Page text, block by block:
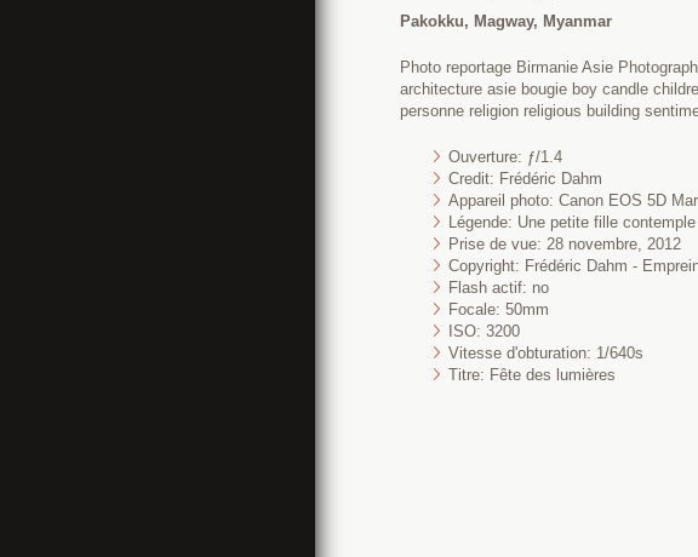
Pakokku, Magway, Myanmar
Photo reportage Birmanie Asie
architecture asie bougie boy candle
personne religion religious building
Ouverture: ƒ/1.4
Credit: Frédéric Dahm
Appareil photo: Canon EOS 5D
Légende: Une petite fille
Prise de vue: 28 novembre, 2012
Copyright: Frédéric Dahm -
Flash actif: no
Focale: 50mm
ISO: 3200
Vitesse d'obturation: 1/640s
Titre: Fête des lumières